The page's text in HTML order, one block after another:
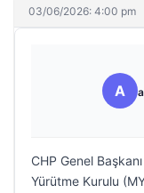
03/06/2026: 4:00 pm
A
CHP Genel
Yürütme Kurulu